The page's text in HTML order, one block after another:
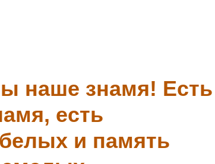
наше знамя! Есть
есть
и память